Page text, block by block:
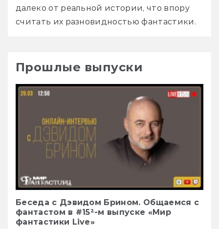
далеко от реальной истории, что впору
Прошлые выпуски
Беседа с Дэвидом Брином. Общаемся с
фантастом в #15²-м выпуске «Мир
фантастики Live»